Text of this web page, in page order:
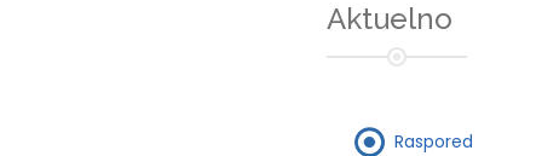
Aktuelno
Raspored